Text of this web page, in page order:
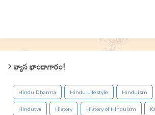
వ్యాస భాండాగారం!
Hindu Dharma Hindu Lifestyle Hinduism
Hindutva
History History of Hinduism